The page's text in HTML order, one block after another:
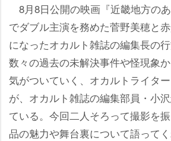
8月8日公開の映画『近畿地方のあ
でダブル主演を務めた菅野美穂と
になったオカルト雑誌の編集長の行
数々の過去の未解決事件や怪現象
気がついていく、オカルトライタ
が、オカルト雑誌の編集部員・小
ている。今回二人そろって撮影を
品の魅力や舞台裏について語って